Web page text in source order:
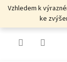
PřejítVzhledem k
ke